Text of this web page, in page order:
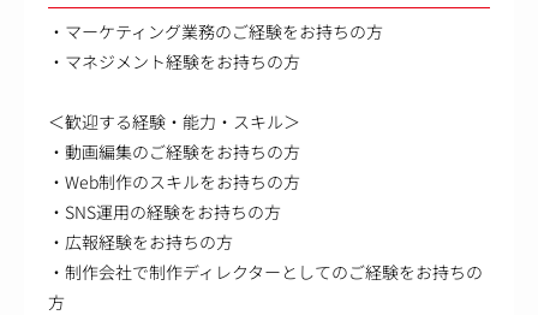
・マーケティング業務のご経験をお持ちの方
・マネジメント経験をお持ちの方
＜歓迎する経験・能力・スキル＞
・動画編集のご経験をお持ちの方
・Web制作のスキルをお持ちの方
・SNS運用の経験をお持ちの方
・広報経験をお持ちの方
・制作会社で制作ディレクターとしてのご経験をお持ちの
方